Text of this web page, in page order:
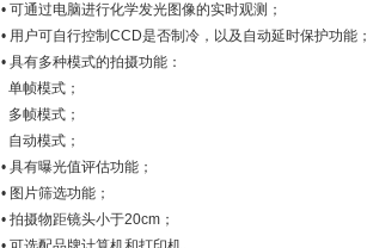
• 可通过电脑进行化学发光图像的实时观测；
• 用户可自行控制CCD是否制冷，以及自动延时保护功能；
• 具有多种模式的拍摄功能：
单帧模式；
多帧模式；
自动模式；
• 具有曝光值评估功能；
• 图片筛选功能；
• 拍摄物距镜头小于20cm；